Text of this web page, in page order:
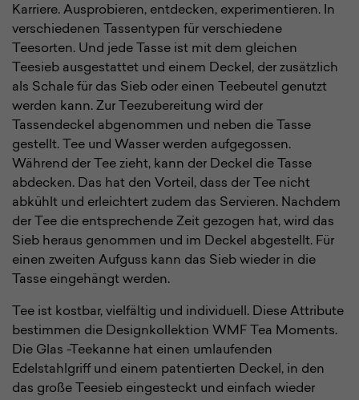
Karriere. Ausprobieren, entdecken, experimentieren. In
verschiedenen Tassentypen für verschiedene
Teesorten. Und jede Tasse ist mit dem gleichen
Teesieb ausgestattet und einem Deckel, der zusätzlich
als Schale für das Sieb oder einen Teebeutel genutzt
werden kann. Zur Teezubereitung wird der
Tassendeckel abgenommen und neben die Tasse
gestellt. Tee und Wasser werden aufgegossen.
Während der Tee zieht, kann der Deckel die Tasse
abdecken. Das hat den Vorteil, dass der Tee nicht
abkühlt und erleichtert zudem das Servieren. Nachdem
der Tee die entsprechende Zeit gezogen hat, wird das
Sieb heraus genommen und im Deckel abgestellt. Für
einen zweiten Aufguss kann das Sieb wieder in die
Tasse eingehängt werden.
Tee ist kostbar, vielfältig und individuell. Diese Attribute
bestimmen die Designkollektion WMF Tea Moments.
Die Glas -Teekanne hat einen umlaufenden
Edelstahlgriff und einem patentierten Deckel, in den
das große Teesieb eingesteckt und einfach wieder